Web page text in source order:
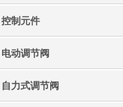
控制元件
电动调节阀
自力式调节阀